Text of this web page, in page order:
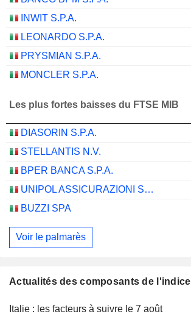
Actualités des composants de l'indice
Italie : les facteurs à suivre le 7 août
INWIT S.P.A.
LEONARDO S.P.A.
PRYSMIAN S.P.A.
MONCLER S.P.A.
Les plus fortes baisses du FTSE MIB
DIASORIN S.P.A.
STELLANTIS N.V.
BPER BANCA S.P.A.
UNIPOL ASSICURAZIONI S.P.A.
BUZZI SPA
Voir le palmarès